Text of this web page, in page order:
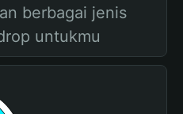
berbagai jenis
untukmu